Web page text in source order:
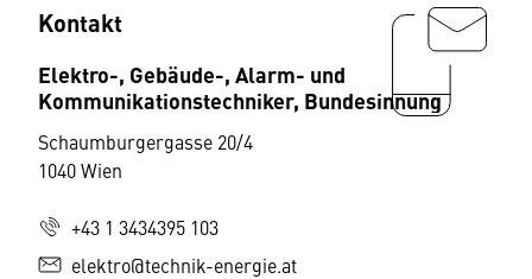
Kontakt
Elektro-, Gebäude-, Alarm- und
Kommunikationstechniker, Bundesinnung
Schaumburgergasse 20/4
1040 Wien
+43 1 3434395 103
elektro@technik-energie.at